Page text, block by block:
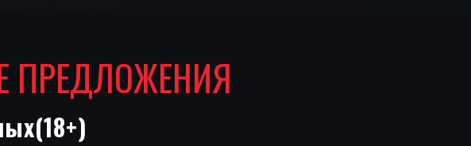
ПРЕДЛОЖЕНИЯ